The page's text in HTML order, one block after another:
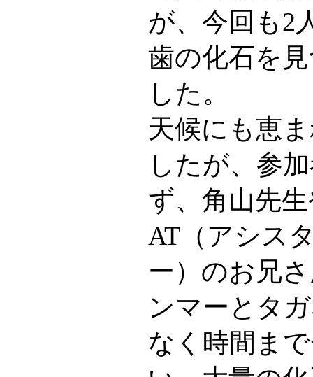
が、今回も2
歯の化石を
した。
天候にも恵
したが、参
ず、角山先
AT（アシス
ー）のお兄
ンマーとタ
なく時間ま